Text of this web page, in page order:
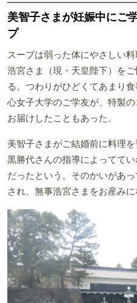
美智子さまが妊娠中にご
プ
スープは弱った体にやさしい
浩宮さま（現・天皇陛下）を
る。つわりがひどくてあまり
心女子大学のご学友が、特製
お届けしたこともあった。
美智子さまがご結婚前に料理
黒勝代さんの指導によってて
だったという。そのかいがあ
され、無事浩宮さまをお産みに